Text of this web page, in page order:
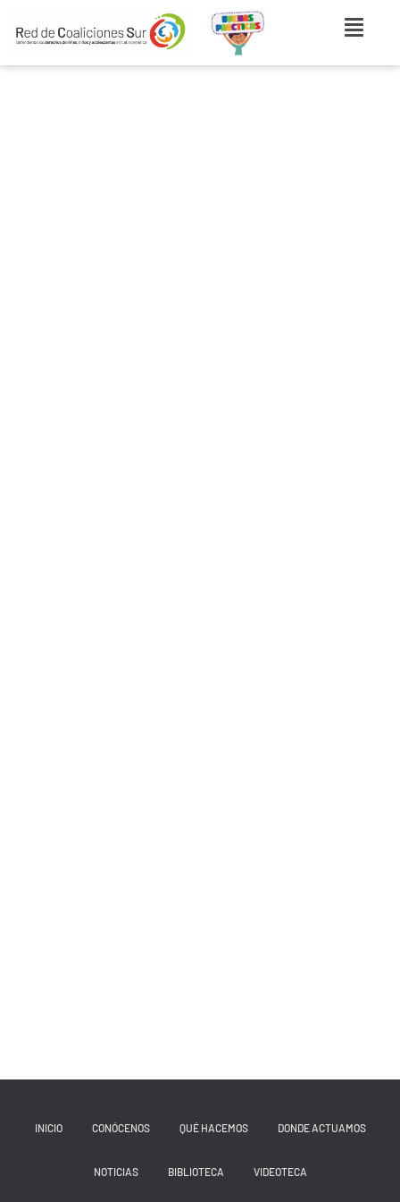
INICIO CONÓCENOS QUÉ HACEMOS DONDE ACTUAMOS
NOTICIAS BIBLIOTECA VIDEOTECA